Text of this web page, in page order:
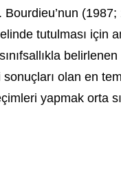
Bourdieu’nun
tutulması için
olan en
yapmak orta